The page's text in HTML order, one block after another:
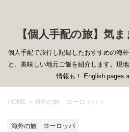
【個人手配の旅】気
個人手配で旅行し記録したおすすめの海
と、美味しい地元ご飯を紹介します。現
情報も！ English pages
HOME > 海外の旅 ヨーロッパ >
海外の旅 ヨーロッパ